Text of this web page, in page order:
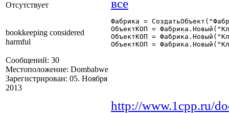
Отсутствует
bookkeeping considered
harmful
Сообщений: 30
Местоположение: Dombabwe
Зарегистрирован: 05. Ноября
2013
Фабрика =
ОбъектКОП =
ОбъектКОП =
ОбъектКОП =
http://www.1cpp.ru/